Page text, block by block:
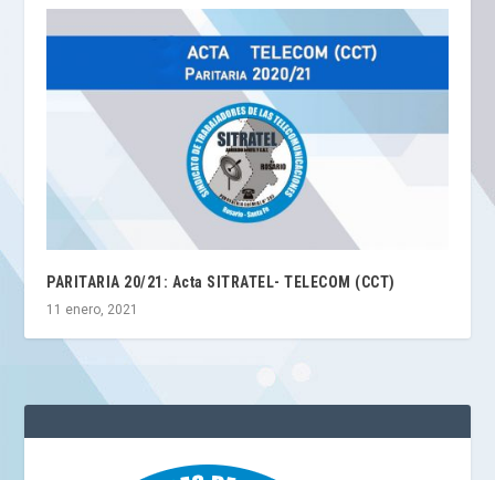
PARITARIA 20/21: Acta SITRATEL- TELECOM (CCT)
11 enero, 2021